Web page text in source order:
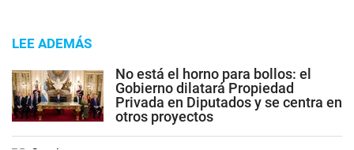
LEE ADEMÁS
No está el horno para bollos: el
Gobierno dilatará Propiedad
Privada en Diputados y se centra en
otros proyectos